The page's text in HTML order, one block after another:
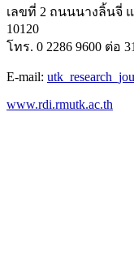
เลขที่ 2 ถนนนางลิ้นจี่
10120
โทร. 0 2286 9600 ต่อ
E-mail:
www.rdi.rmutk.ac.th